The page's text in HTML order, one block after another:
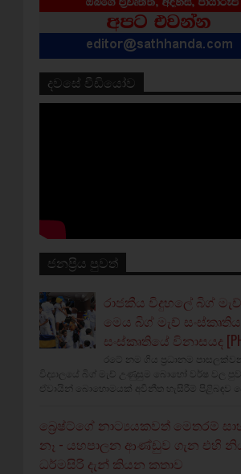
දවසේ වීඩියෝව
ජනප්‍රිය පුවත්
රාජකීය විදුහලේ බිග්
මෙය බිග් මැච්
සංස්කෘතියේ විනාසයද
රටේ නම ගිය ප්‍රධානම
විද්‍යාලයේ බිග් මැච් උණුසුම බොහෝ වර්ෂ වල
ඒවායින් බොහොමයක් අවිනීත හැසිරීම් පිළිබඳව
බ්‍රෙෂ්ට්ගේ නාට්‍යයකවත් මෙතරම්
නෑ - යහපාලන ආණ්ඩුව ගැන එහි
ධර්මසිරි දැන් කියන කතාව